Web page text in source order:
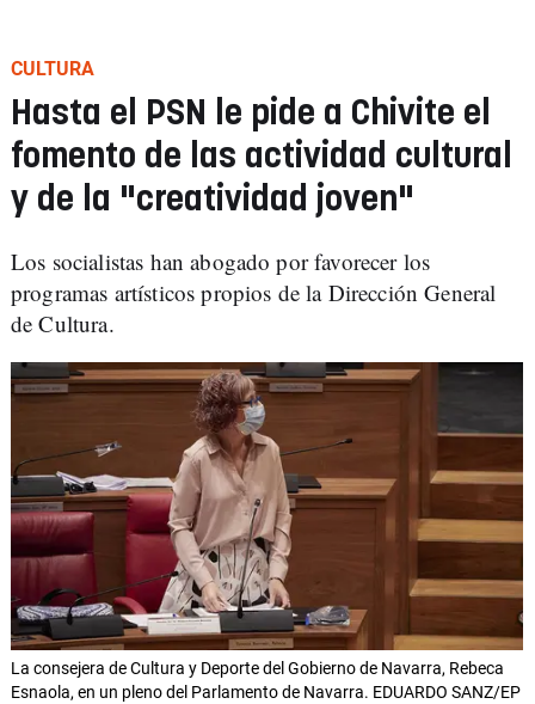
CULTURA
Hasta el PSN le pide a Chivite el
fomento de las actividad cultural
y de la "creatividad joven"
Los socialistas han abogado por favorecer los
programas artísticos propios de la Dirección General
de Cultura.
La consejera de Cultura y Deporte del Gobierno de Navarra, Rebeca
Esnaola, en un pleno del Parlamento de Navarra. EDUARDO SANZ/EP